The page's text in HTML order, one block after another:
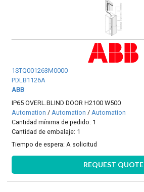
1STQ001263M0000
PDLB1126A
ABB
IP65 OVERL.BLIND DOOR H2100 W500
Automation / Automation / Automation
Cantidad mínima de pedido: 1
Cantidad de embalaje: 1
Tiempo de espera:A solicitud
REQUEST QUOTE